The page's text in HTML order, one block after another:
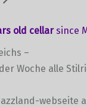
old cellarsince
–
Woche alle
webseite